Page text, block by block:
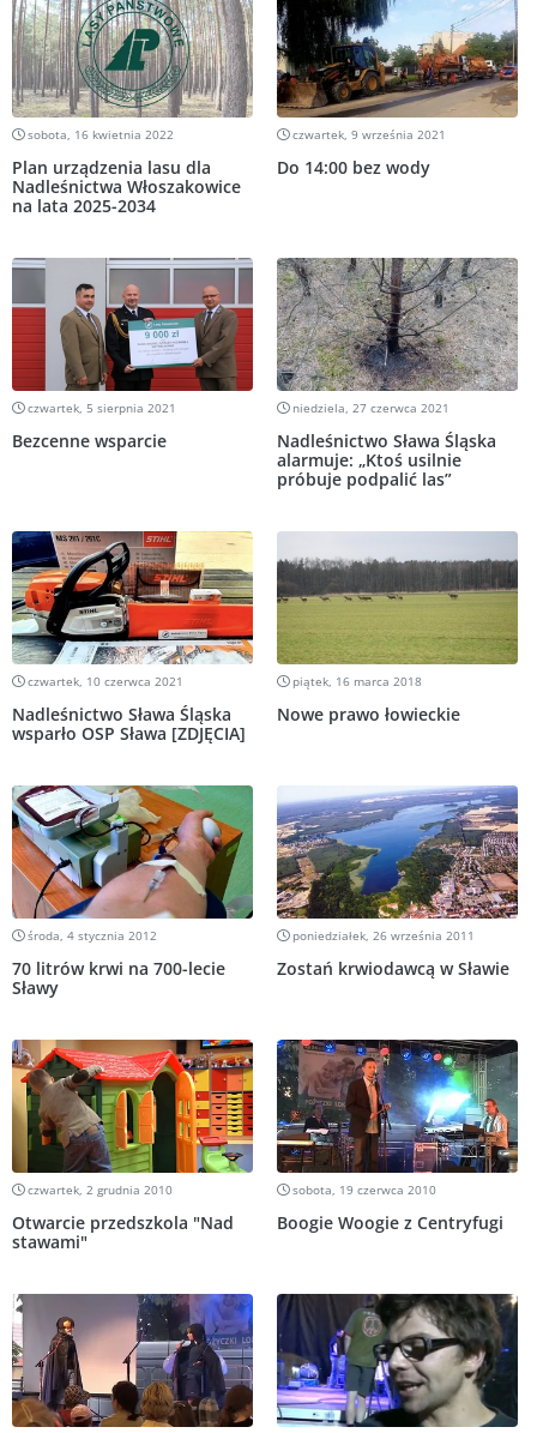
sobota, 16 kwietnia 2022
Plan urządzenia lasu dla
Nadleśnictwa Włoszakowice
na lata 2025-2034
czwartek, 9 września 2021
Do 14:00 bez wody
czwartek, 5 sierpnia 2021
Bezcenne wsparcie
niedziela, 27 czerwca 2021
Nadleśnictwo Sława Śląska
alarmuje: „Ktoś usilnie
próbuje podpalić las”
czwartek, 10 czerwca 2021
Nadleśnictwo Sława Śląska
wsparło OSP Sława [ZDJĘCIA]
piątek, 16 marca 2018
Nowe prawo łowieckie
środa, 4 stycznia 2012
70 litrów krwi na 700-lecie
Sławy
poniedziałek, 26 września 2011
Zostań krwiodawcą w Sławie
czwartek, 2 grudnia 2010
Otwarcie przedszkola "Nad
stawami"
sobota, 19 czerwca 2010
Boogie Woogie z Centryfugi